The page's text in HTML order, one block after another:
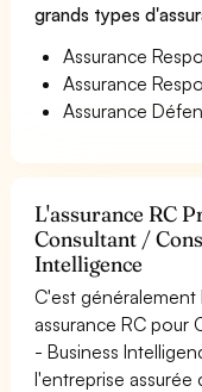
grands types
Assurance
Assurance
Assurance
L'assurance RC
Consultant /
Intelligence
C'est généralement
assurance RC pour
- Business
l'entreprise assurée